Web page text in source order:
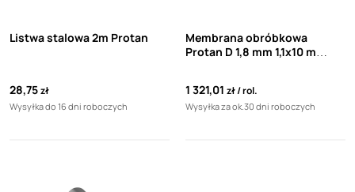
Listwa stalowa 2m Protan
28,75zł
Wysyłka do 16 dni roboczych
Membrana obróbkowa
Protan D 1,8 mm 1,1x10 m
1 321,01 zł rol.
Wysyłka za ok.30 dni roboczych